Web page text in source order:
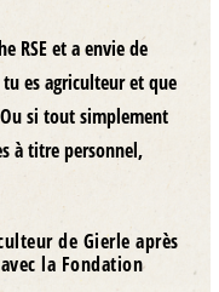
RSE et a envie de
es agriculteur et que
si tout simplement
à titre personnel,
de Gierle après
la Fondation